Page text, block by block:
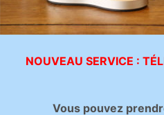
NOUVEAU SERVICE :
Vous pouvez